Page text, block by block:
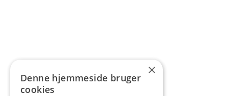
×
Denne hjemmeside bruger
cookies